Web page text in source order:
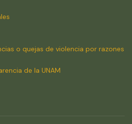
o quejas de violencia por razones
de la UNAM